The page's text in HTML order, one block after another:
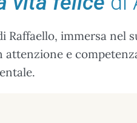
Raffaello, immersa nel
attenzione e